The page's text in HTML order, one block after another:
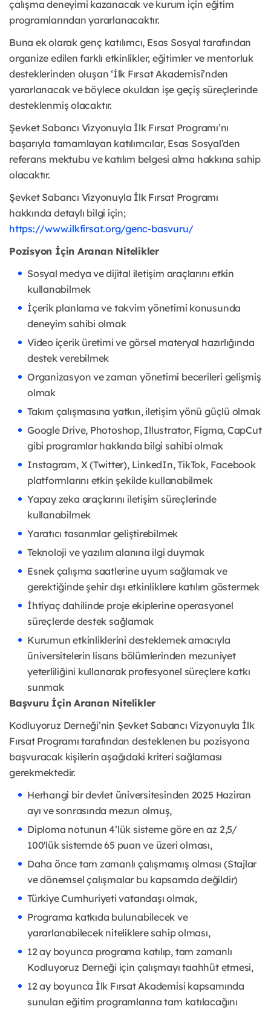
çalışma deneyimi kazanacak ve kurum için eğitim
programlarından yararlanacaktır.
Buna ek olarak genç katılımcı, Esas Sosyal tarafından
organize edilen farklı etkinlikler, eğitimler ve mentorluk
desteklerinden oluşan ‘İlk Fırsat Akademisi’nden
yararlanacak ve böylece okuldan işe geçiş süreçlerinde
desteklenmiş olacaktır.
Şevket Sabancı Vizyonuyla İlk Fırsat Programı’nı
başarıyla tamamlayan katılımcılar, Esas Sosyal’den
referans mektubu ve katılım belgesi alma hakkına sahip
olacaktır.
Şevket Sabancı Vizyonuyla İlk Fırsat Programı
hakkında detaylı bilgi için;
https://www.ilkfirsat.org/genc-basvuru/
Pozisyon İçin Aranan Nitelikler
Sosyal medya ve dijital iletişim araçlarını etkin
kullanabilmek
İçerik planlama ve takvim yönetimi konusunda
deneyim sahibi olmak
Video içerik üretimi ve görsel materyal hazırlığında
destek verebilmek
Organizasyon ve zaman yönetimi becerileri gelişmiş
olmak
Takım çalışmasına yatkın, iletişim yönü güçlü olmak
Google Drive, Photoshop, Illustrator, Figma, CapCut
gibi programlar hakkında bilgi sahibi olmak
Instagram, X (Twitter), LinkedIn, TikTok, Facebook
platformlarını etkin şekilde kullanabilmek
Yapay zeka araçlarını iletişim süreçlerinde
kullanabilmek
Yaratıcı tasarımlar geliştirebilmek
Teknoloji ve yazılım alanına ilgi duymak
Esnek çalışma saatlerine uyum sağlamak ve
gerektiğinde şehir dışı etkinliklere katılım göstermek
İhtiyaç dahilinde proje ekiplerine operasyonel
süreçlerde destek sağlamak
Kurumun etkinliklerini desteklemek amacıyla
üniversitelerin lisans bölümlerinden mezuniyet
yeterliliğini kullanarak profesyonel süreçlere katkı
sunmak
Başvuru İçin Aranan Nitelikler
Kodluyoruz Derneği’nin Şevket Sabancı Vizyonuyla İlk
Fırsat Programı tarafından desteklenen bu pozisyona
başvuracak kişilerin aşağıdaki kriteri sağlaması
gerekmektedir.
Herhangi bir devlet üniversitesinden 2025 Haziran
ayı ve sonrasında mezun olmuş,
Diploma notunun 4’lük sisteme göre en az 2,5/
100'lük sistemde 65 puan ve üzeri olması,
Daha önce tam zamanlı çalışmamış olması (Stajlar
ve dönemsel çalışmalar bu kapsamda değildir)
Türkiye Cumhuriyeti vatandaşı olmak,
Programa katkıda bulunabilecek ve
yararlanabilecek niteliklere sahip olması,
12 ay boyunca programa katılıp, tam zamanlı
Kodluyoruz Derneği için çalışmayı taahhüt etmesi,
12 ay boyunca İlk Fırsat Akademisi kapsamında
sunulan eğitim programlarına tam katılacağını